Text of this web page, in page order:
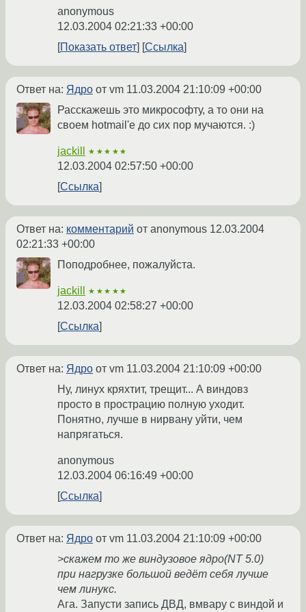
anonymous
12.03.2004 02:21:33 +00:00
Показать ответ
Ссылка
Ответ на: Ядро от vm 11.03.2004 21:10:09 +00:00
Расскажешь это микрософту, а то они на
своем hotmail'е до сих пор мучаются. :)
jackill ★★★★★
12.03.2004 02:57:50 +00:00
Ссылка
Ответ на: комментарий от anonymous 12.03.2004
02:21:33 +00:00
Поподробнее, пожалуйста.
jackill ★★★★★
12.03.2004 02:58:27 +00:00
Ссылка
Ответ на: Ядро от vm 11.03.2004 21:10:09 +00:00
Ну, линух кряхтит, трещит... А виндовз
просто в прострацию полную уходит.
Понятно, лучше в нирвану уйти, чем
напрягаться.
anonymous
12.03.2004 06:16:49 +00:00
Ссылка
Ответ на: Ядро от vm 11.03.2004 21:10:09 +00:00
>скажем то же виндузовое ядро(NT 5.0)
при нагрузке большой ведёт себя лучше
чем линукс.
Ага. Запусти запись ДВД, вмвару с виндой и